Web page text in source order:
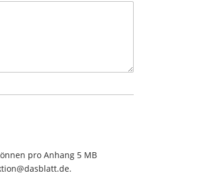
pro Anhang 5 MB
.